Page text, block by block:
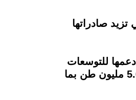
بلغ عدد الشركات التي تزيد صادراتها
للتوسعات
الأفقية باستصلاح أراضي للإنتاج الحيواني والداجني والسمكي، مشيرًا إلى أن ارتفاع حجم صادرات مصر الزراعية إلى 5.6 مليون طن بما